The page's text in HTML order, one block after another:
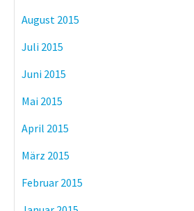
August 2015
Juli 2015
Juni 2015
Mai 2015
April 2015
März 2015
Februar 2015